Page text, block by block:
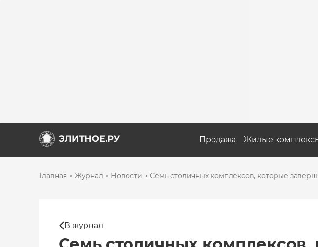
Продажа Жилые
Главная Журнал Новости Семь столичных комплексов, которые
В журнал